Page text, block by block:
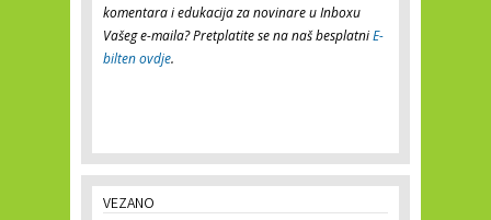
komentara i edukacija za novinare u Inboxu
Vašeg e-maila? Pretplatite se na naš besplatniE-
bilten ovdje.
VEZANO